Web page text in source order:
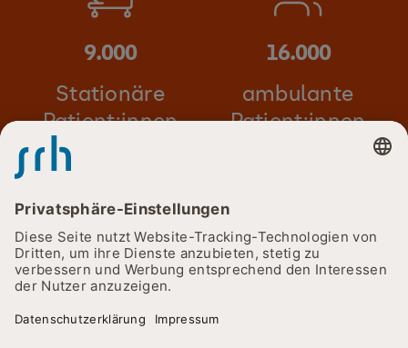
9.000
Stationäre
Patient:innen
16.000
ambulante
Patient:innen
260.830
Patient:innen
81%